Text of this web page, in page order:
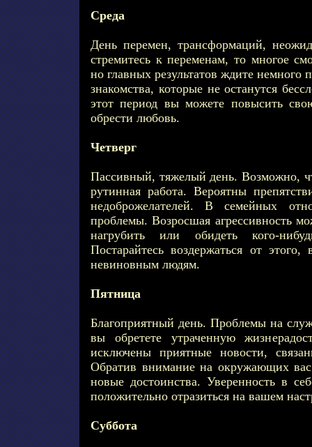
Среда
День перемен, трансформаций,
стремитесь к переменам, то многое
но главных результатов ждите немного
знакомства, которые не останутся
этот период вы можете повысить
обрести любовь.
Четверг
Пассивный, тяжелый день. Возможно,
рутинная работа. Вероятны
недоброжелателей. В семейных
проблемы. Возросшая агрессивность
нагрубить или обидеть кого-
Постарайтесь воздержаться от
невиновным людям.
Пятница
Благоприятный день. Проблемы на
вы обретете утраченную
исключены приятные новости,
Обратив внимание на окружающих
новые достоинства. Уверенность в
положительно отразиться на вашем
Суббота